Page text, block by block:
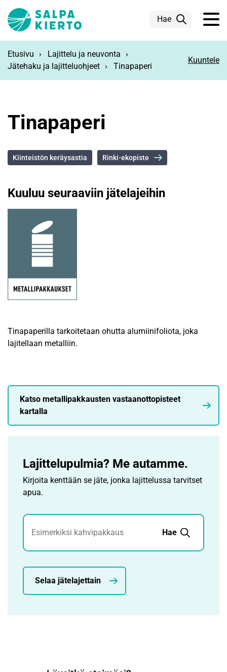
Hae
Etusivu
Lajittelu ja neuvonta
Jätehaku ja lajitteluohjeet
Tinapaperi
Kuuntele
Tinapaperi
Kiinteistön keräysastia Rinki-ekopiste
Kuuluu seuraaviin jätelajeihin
Tinapaperilla tarkoitetaan ohutta alumiinifoliota, joka
lajitellaan metalliin.
Katso metallipakkausten vastaanottopisteet
kartalla
Lajittelupulmia? Me autamme.
Kirjoita kenttään se jäte, jonka lajittelussa tarvitset
apua.
Jätehaku
Hae
Selaa jätelajettain